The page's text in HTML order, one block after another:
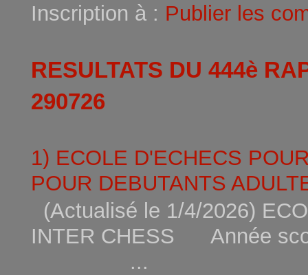
Inscription à : Publier les
RESULTATS DU 444è
290726
1) ECOLE D'ECHECS
POUR DEBUTANTS
(Actualisé le 1/4/2026)
INTER CHESS Année
...